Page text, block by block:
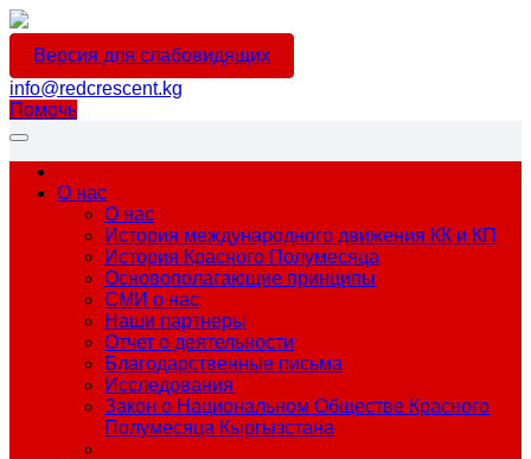
Версия для слабовидящих
info@redcrescent.kg
Помочь
О нас
О нас
История международного движения КК и КП
История Красного Полумесяца
Основополагающие принципы
СМИ о нас
Наши партнеры
Отчет о деятельности
Благодарственные письма
Исследования
Закон о Национальном Обществе Красного
Полумесяца Кыргызстана